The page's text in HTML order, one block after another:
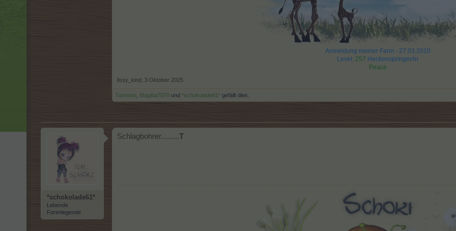
Anmeldung meiner Farm - 27.03.2010
Level: 257 Heckenspringer/in
Peace
lissy_kind 3 Oktober 2025
Tammoo Magitta7070 und *schokolade61* gefällt dies.
*schokolade61*
Lebende
Forenlegende
Schlagbohrer.........T